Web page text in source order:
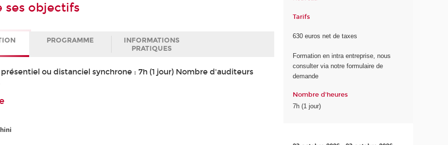
ses objectifs
PROGRAMME
INFORMATIONS
PRATIQUES
ou distanciel synchrone : 7h (1 jour) Nombre d'auditeurs
Tarifs
630 euros net de taxes
Formation en intra entreprise, nous
consulter via notre formulaire de
demande
Nombre d'heures
7h (1 jour)